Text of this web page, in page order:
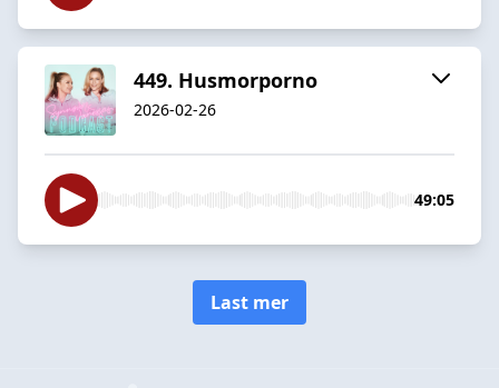
449. Husmorporno
2026-02-26
49:05
Last mer